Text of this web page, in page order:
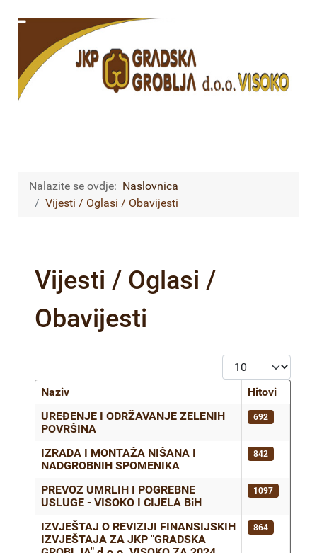
Nalazite se ovdje: Naslovnica
Vijesti / Oglasi / Obavijesti
Vijesti / Oglasi /
Obavijesti
Prikaz #
Članci
Naziv
Hitovi
UREĐENJE I ODRŽAVANJE ZELENIH
POVRŠINA
692
IZRADA I MONTAŽA NIŠANA I
NADGROBNIH SPOMENIKA
842
PREVOZ UMRLIH I POGREBNE
USLUGE - VISOKO I CIJELA BiH
1097
IZVJEŠTAJ O REVIZIJI FINANSIJSKIH
IZVJEŠTAJA ZA JKP "GRADSKA
864